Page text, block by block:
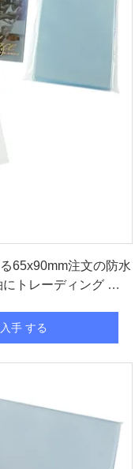
65x90mm注文の防水
トレーディング カ
手 する